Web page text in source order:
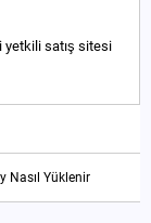
yetkili satış sitesi
Nasıl Yüklenir